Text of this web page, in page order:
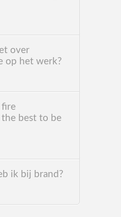
over
op het werk?
best to be
ik bij brand?